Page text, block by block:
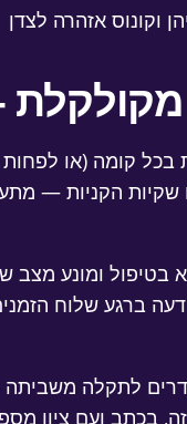
קומה (או
הקניות —
בטיפול ומונע מצב
ברגע שלוח
לתקלה
בכתב ועם ציון